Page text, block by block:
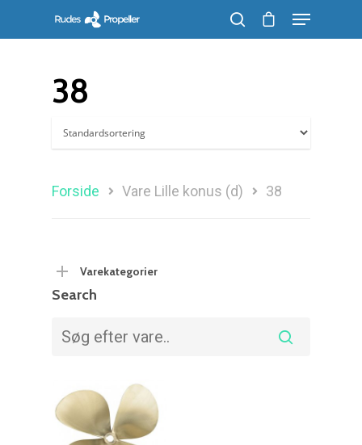
Søg efter et produkt, og tryk på enter
38
Forside Vare Lille konus (d) 38
Varekategorier
Search